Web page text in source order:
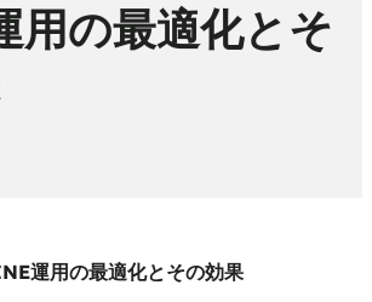
用の最適化とそ
運用の最適化とその効果